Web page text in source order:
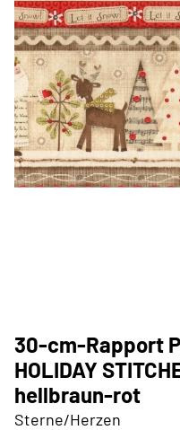
30-cm-Rapport
HOLIDAY
hellbraun-rot
Sterne/Herzen